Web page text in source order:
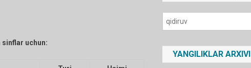
sinflar uchun:
YANGILIKLAR ARXIVI